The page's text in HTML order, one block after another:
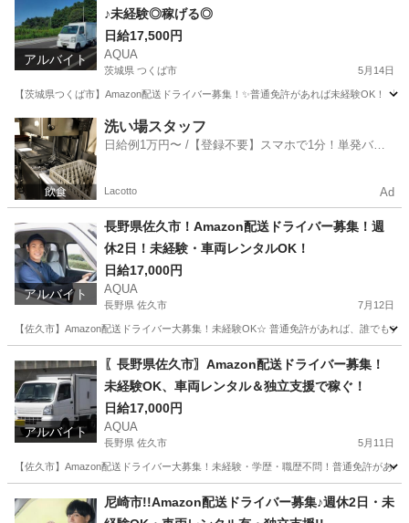
アルバイト
♪未経験◎稼げる◎
日給17,500円
AQUA
茨城県 つくば市 5月14日
【茨城県つくば市】Amazon配送ドライバー募集！✨普通免許があれば未経験OK！
茨城 つくば市 ドライバー Amazon
洗い場スタッフ
日給例1万円〜 /【登録不要】スマホで1分！単発バイ
Lacotto Ad
アルバイト
長野県佐久市！Amazon配送ドライバー募集！週
休2日！未経験・車両レンタルOK！
日給17,000円
AQUA
長野県 佐久市 7月12日
【佐久市】Amazon配送ドライバー大募集！未経験OK☆ 普通免許があれば、誰でも
ドライバー Amazon
アルバイト
〖長野県佐久市〗Amazon配送ドライバー募集！
未経験OK、車両レンタル＆独立支援で稼ぐ！
日給17,000円
AQUA
長野県 佐久市 5月11日
【佐久市】Amazon配送ドライバー大募集！未経験・学歴・職歴不問！普通免許が
ドライバー Amazon
尼崎市!!Amazon配送ドライバー募集♪週休2日・未